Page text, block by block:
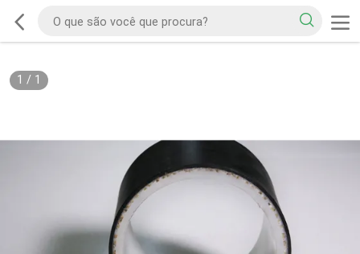
1 / 1